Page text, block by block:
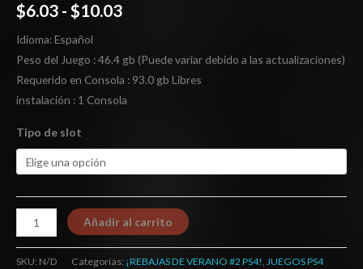
$6.03 - $10.03
Idioma: Español
Peso del Juego : 46.4 gb (Puede variar debido a las actualizaciones)
Requerido en Consola : 93.0 gb Libres
instalación : 1 Consola
Tipo de slot
Añadir al carrito
SKU: N/D Categorías: ¡REBAJAS DE VERANO #2 PS4!, JUEGOS PS4